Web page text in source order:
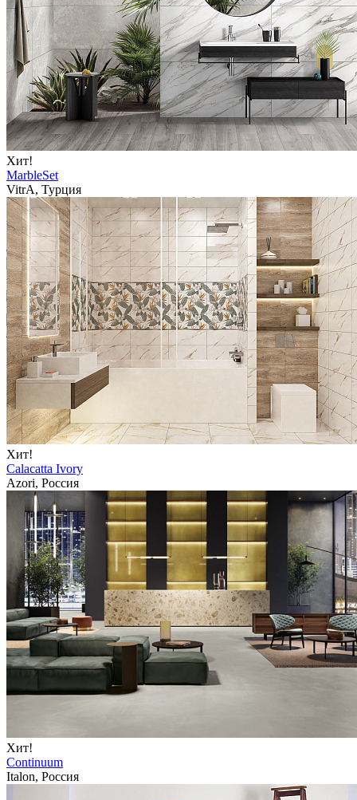
Хит!
MarbleSet
VitrA, Турция
Хит!
Calacatta Ivory
Azori, Россия
Хит!
Continuum
Italon, Россия